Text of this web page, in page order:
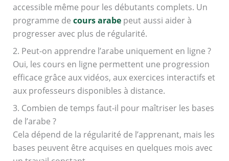
accessible même pour les débutants complets. Un
programme de cours arabepeut aussi aider à
progresser avec plus de régularité.
2. Peut-on apprendre l’arabe uniquement en ligne ?
Oui, les cours en ligne permettent une progression
efficace grâce aux vidéos, aux exercices interactifs et
aux professeurs disponibles à distance.
3. Combien de temps faut-il pour maîtriser les bases
de l’arabe ?
Cela dépend de la régularité de l’apprenant, mais les
bases peuvent être acquises en quelques mois avec